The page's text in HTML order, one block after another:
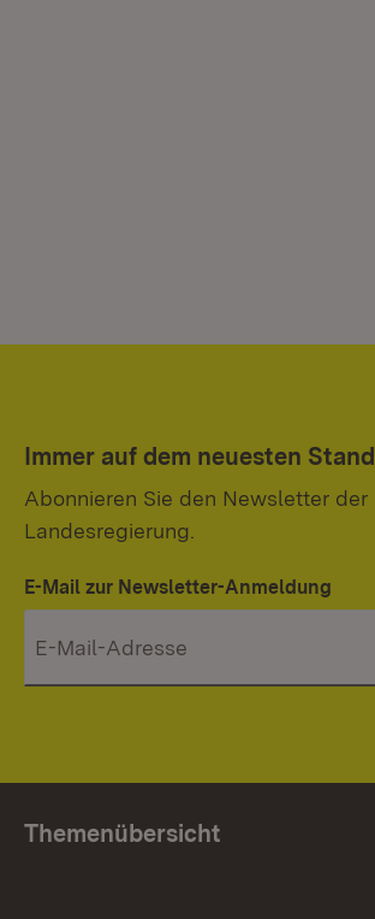
Immer auf dem neuesten Stand
Abonnieren Sie den Newsletter der
Landesregierung.
E-Mail zur Newsletter-Anmeldung
Themenübersicht